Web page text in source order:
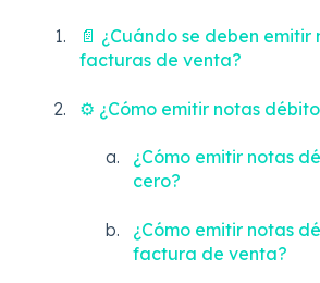
📄 ¿Cuándo se deben
facturas de venta?
⚙️ ¿Cómo emitir notas
¿Cómo emitir notas
cero?
¿Cómo emitir notas
factura de venta?